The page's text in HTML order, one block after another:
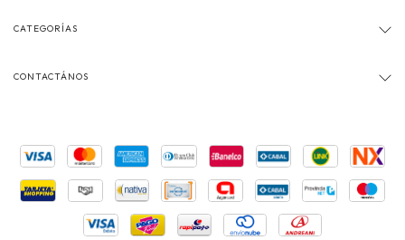
CATEGORÍAS
CONTACTÁNOS